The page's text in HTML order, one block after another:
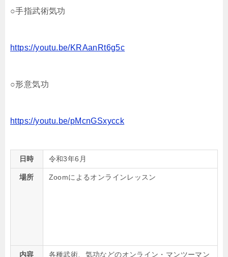
○手指武術気功
https://youtu.be/KRAanRt6g5c
○形意気功
https://youtu.be/pMcnGSxycck
日時 令和3年6月
場所 Zoomによるオンラインレッスン
内容 各種武術、気功などのオンライン・マンツーマン